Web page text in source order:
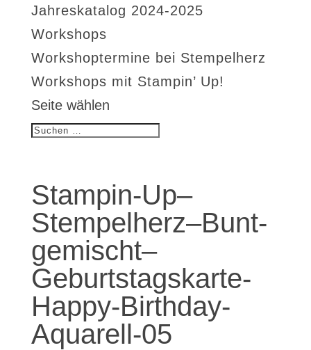
Jahreskatalog 2024-2025
Workshops
Workshoptermine bei Stempelherz
Workshops mit Stampin’ Up!
Seite wählen
Stampin-Up–
Stempelherz–Bunt-
gemischt–
Geburtstagskarte-
Happy-Birthday-
Aquarell-05